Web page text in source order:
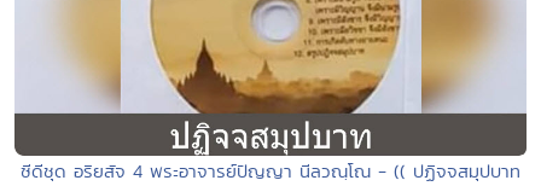
ซีดีชุด อริยสัจ 4 พระอาจารย์ปัญญา นีลวณฺโณ - (( ปฏิจจสมุปบาท